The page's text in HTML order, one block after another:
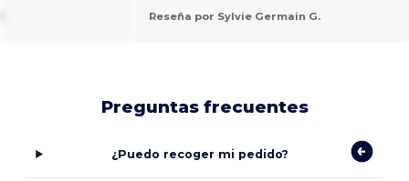
Reseña por Sylvie Germain G.
Preguntas frecuentes
¿Puedo recoger mi pedido?